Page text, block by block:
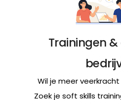
Trainingen
Wil je meer
Zoek je soft skills